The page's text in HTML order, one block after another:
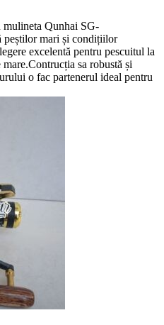
Qunhai SG-
peștilor mari și condițiilor
excelentă pentru pescuitul la
sa robustă și
o fac partenerul ideal pentru